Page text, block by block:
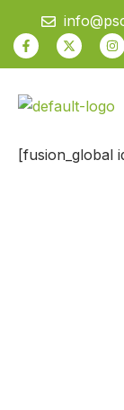
naarFacebook-
f
X-
twitter
[fusion_global